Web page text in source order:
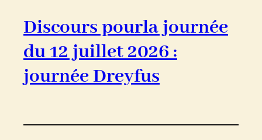
Discours pourla journée
du 12 juillet 2026 :
journée Dreyfus